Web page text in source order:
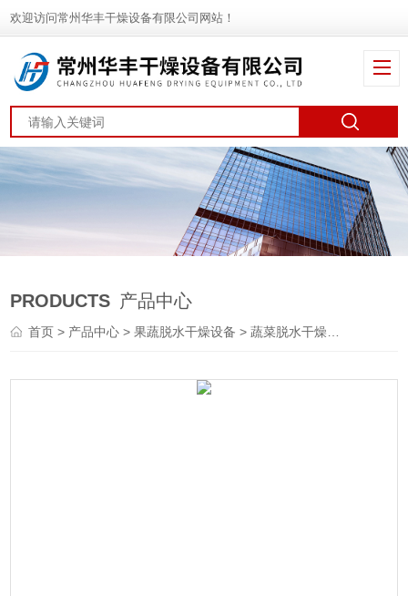
欢迎访问常州华丰干燥设备有限公司网站！
PRODUCTS 产品中心
首页> 产品中心 >果蔬脱水干燥设备 >蔬菜脱水干燥机